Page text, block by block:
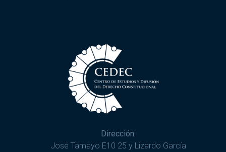
Dirección:
José Tamayo E10 25 y Lizardo García